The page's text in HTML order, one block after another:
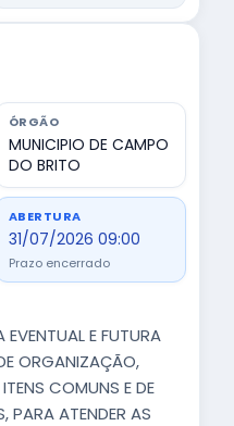
ÓRGÃO
MUNICIPIO DE CAMPO
DO BRITO
ABERTURA
31/07/2026 09:00
Prazo encerrado
EVENTUAL E FUTURA
ORGANIZAÇÃO,
COMUNS E DE
PARA ATENDER AS